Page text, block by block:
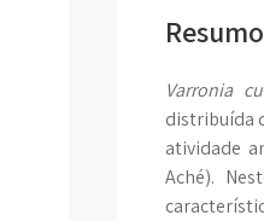
Resumo
Varronia
distribuída
atividade
Aché).